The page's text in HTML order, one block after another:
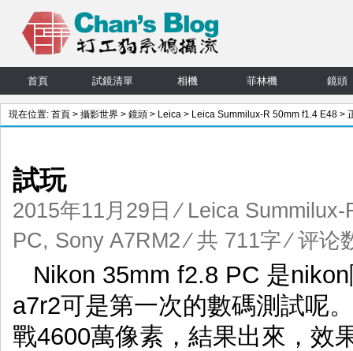
首頁 試鏡清單 相機 菲林機 鏡頭
現在位置: 首頁 > 攝影世界 > 鏡頭 > Leica > Leica Summilux-R 50mm f1.4 E48 >
試玩
2015年11月29日 ⁄ Leica
PC, Sony A7RM2⁄ 共 711字⁄评论
Nikon 35mm f2.8 PC 是
a7r2可是第一次的數碼測試呢
戰4600萬像素，結果出來，效